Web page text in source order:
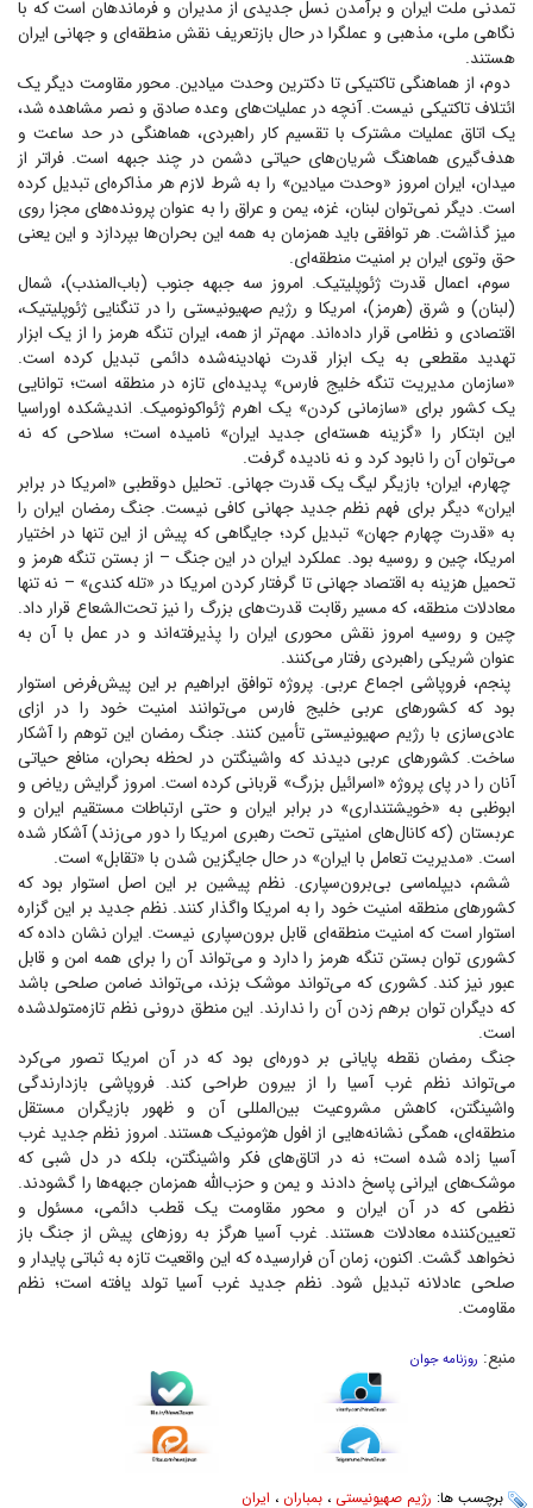
تمدنی ملت ایران و برآمدن نسل جدیدی از مدیران و فرماندهان است که با
نگاهی ملی، مذهبی و عملگرا در حال بازتعریف نقش منطقه‌ای و جهانی ایران
هستند.
دوم، از هماهنگی تاکتیکی تا دکترین وحدت میادین. محور مقاومت دیگر یک
ائتلاف تاکتیکی نیست. آنچه در عملیات‌های وعده صادق و نصر مشاهده شد،
یک اتاق عملیات مشترک با تقسیم کار راهبردی، هماهنگی در حد ساعت و
هدف‌گیری هماهنگ شریان‌های حیاتی دشمن در چند جبهه است. فراتر از
میدان، ایران امروز «وحدت میادین» را به شرط لازم هر مذاکره‌ای تبدیل کرده
است. دیگر نمی‌توان لبنان، غزه، یمن و عراق را به عنوان پرونده‌های مجزا روی
میز گذاشت. هر توافقی باید همزمان به همه این بحران‌ها بپردازد و این یعنی
حق وتوی ایران بر امنیت منطقه‌ای.
سوم، اعمال قدرت ژئوپلیتیک. امروز سه جبهه جنوب (باب‌المندب)، شمال
(لبنان) و شرق (هرمز)، امریکا و رژیم صهیونیستی را در تنگنایی ژئوپلیتیک،
اقتصادی و نظامی قرار داده‌اند. مهم‌تر از همه، ایران تنگه هرمز را از یک ابزار
تهدید مقطعی به یک ابزار قدرت نهادینه‌شده دائمی تبدیل کرده است.
«سازمان مدیریت تنگه خلیج فارس» پدیده‌ای تازه در منطقه است؛ توانایی
یک کشور برای «سازمانی کردن» یک اهرم ژئواکونومیک. اندیشکده اوراسیا
این ابتکار را «گزینه هسته‌ای جدید ایران» نامیده است؛ سلاحی که نه
می‌توان آن را نابود کرد و نه نادیده گرفت.
چهارم، ایران؛ بازیگر لیگ یک قدرت جهانی. تحلیل دوقطبی «امریکا در برابر
ایران» دیگر برای فهم نظم جدید جهانی کافی نیست. جنگ رمضان ایران را
به «قدرت چهارم جهان» تبدیل کرد؛ جایگاهی که پیش از این تنها در اختیار
امریکا، چین و روسیه بود. عملکرد ایران در این جنگ – از بستن تنگه هرمز و
تحمیل هزینه به اقتصاد جهانی تا گرفتار کردن امریکا در «تله کندی» – نه تنها
معادلات منطقه، که مسیر رقابت قدرت‌های بزرگ را نیز تحت‌الشعاع قرار داد.
چین و روسیه امروز نقش محوری ایران را پذیرفته‌اند و در عمل با آن به
عنوان شریکی راهبردی رفتار می‌کنند.
پنجم، فروپاشی اجماع عربی. پروژه توافق ابراهیم بر این پیش‌فرض استوار
بود که کشور‌های عربی خلیج فارس می‌توانند امنیت خود را در ازای
عادی‌سازی با رژیم صهیونیستی تأمین کنند. جنگ رمضان این توهم را آشکار
ساخت. کشور‌های عربی دیدند که واشینگتن در لحظه بحران، منافع حیاتی
آنان را در پای پروژه «اسرائیل بزرگ» قربانی کرده است. امروز گرایش ریاض و
ابوظبی به «خویشتنداری» در برابر ایران و حتی ارتباطات مستقیم ایران و
عربستان (که کانال‌های امنیتی تحت رهبری امریکا را دور می‌زند) آشکار شده
است. «مدیریت تعامل با ایران» در حال جایگزین شدن با «تقابل» است.
ششم، دیپلماسی بی‌برون‌سپاری. نظم پیشین بر این اصل استوار بود که
کشور‌های منطقه امنیت خود را به امریکا واگذار کنند. نظم جدید بر این گزاره
استوار است که امنیت منطقه‌ای قابل برون‌سپاری نیست. ایران نشان داده که
کشوری توان بستن تنگه هرمز را دارد و می‌تواند آن را برای همه امن و قابل
عبور نیز کند. کشوری که می‌تواند موشک بزند، می‌تواند ضامن صلحی باشد
که دیگران توان برهم زدن آن را ندارند. این منطق درونی نظم تازه‌متولدشده
است.
جنگ رمضان نقطه پایانی بر دوره‌ای بود که در آن امریکا تصور می‌کرد
می‌تواند نظم غرب آسیا را از بیرون طراحی کند. فروپاشی بازدارندگی
واشینگتن، کاهش مشروعیت بین‌المللی آن و ظهور بازیگران مستقل
منطقه‌ای، همگی نشانه‌هایی از افول هژمونیک هستند. امروز نظم جدید غرب
آسیا زاده شده است؛ نه در اتاق‌های فکر واشینگتن، بلکه در دل شبی که
موشک‌های ایرانی پاسخ دادند و یمن و حزب‌الله همزمان جبهه‌ها را گشودند.
نظمی که در آن ایران و محور مقاومت یک قطب دائمی، مسئول و
تعیین‌کننده معادلات هستند. غرب آسیا هرگز به روز‌های پیش از جنگ باز
نخواهد گشت. اکنون، زمان آن فرارسیده که این واقعیت تازه به ثباتی پایدار و
صلحی عادلانه تبدیل شود. نظم جدید غرب آسیا تولد یافته است؛ نظم
مقاومت.
منبع: روزنامه جوان
برچسب ها: رژیم صهیونیستی ، بمباران ، ایران